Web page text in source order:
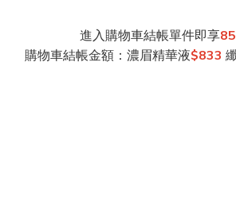
進入購物車結帳單件即享
購物車結帳金額：濃眉精華液$833